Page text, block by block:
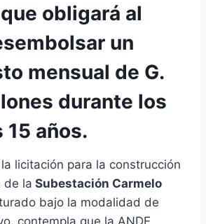
obligará al
un
mensual de G.
durante los
15 años.
licitación para la construcción
de la Subestación Carmelo
bajo la modalidad de
contempla que la ANDE